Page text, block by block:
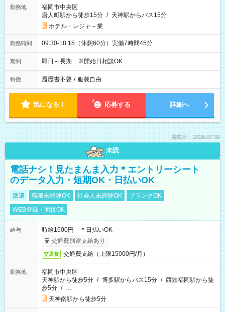
勤務地
福岡市中央区
唐人町駅から徒歩15分 / 天神駅からバス15分
ホテル・レジャ－業
勤務時間 09:30-18:15（休憩60分）実働7時間45分
期間 即日～長期 ※開始日相談OK
特徴 履歴書不要 / 服装自由
気になる！ 応募する 詳細へ
掲載日：2026.07.30
未読
電話ナシ！見たまんま入力＊エントリーシート
のデータ入力・短期OK・日払いOK
派遣 職種未経験OK 社会人未経験OK
ブランクOK
WEB登録・面接OK
給与
時給1600円 ＊日払いOK
交通費別途支給あり
交通費 交通費支給（上限15000円/月）
勤務地
福岡市中央区
天神駅から徒歩5分 / 博多駅からバス15分 / 西鉄福岡駅から徒
歩5分 / …
天神南駅から徒歩5分